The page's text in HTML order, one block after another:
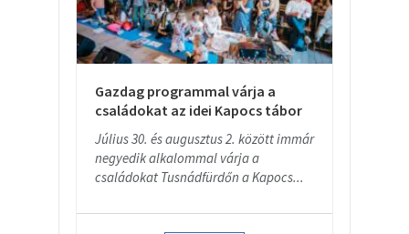
Gazdag programmal várja a
családokat az idei Kapocs tábor
Július 30. és augusztus 2. között immár
negyedik alkalommal várja a
családokat Tusnádfürdőn a Kapocs...